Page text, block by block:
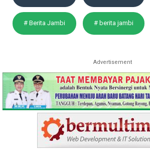
# Berita Jambi # berita jambi
Advertisement